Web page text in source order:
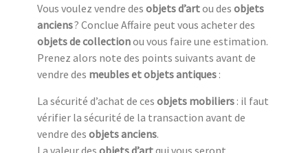
Vous voulez vendre des objets d’artou des objets
anciens? Conclue Affaire peut vous acheter des
objets de collectionou vous faire une estimation.
Prenez alors note des points suivants avant de
vendre des meubles et objets antiques :
La sécurité d’achat de ces objets mobiliers : il faut
vérifier la sécurité de la transaction avant de
vendre des objets anciens.
La valeur des objets d’artqui vous seront